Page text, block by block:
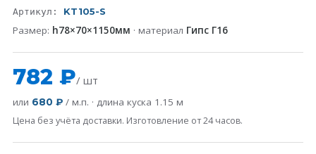
Артикул: KT105-S
Размер: h78×70×1150мм · материал Гипс Г16
782 ₽/ шт
или 680 ₽ / м.п. · длина куска 1.15 м
Цена без учёта доставки. Изготовление от 24 часов.